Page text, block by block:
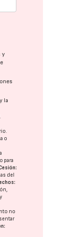
y
y la
o
para
del
no